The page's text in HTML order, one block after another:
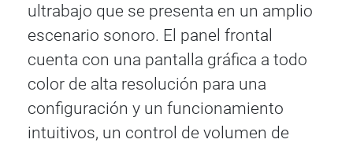
ultrabajo que se presenta en un amplio
escenario sonoro. El panel frontal
cuenta con una pantalla gráfica a todo
color de alta resolución para una
configuración y un funcionamiento
intuitivos, un control de volumen de